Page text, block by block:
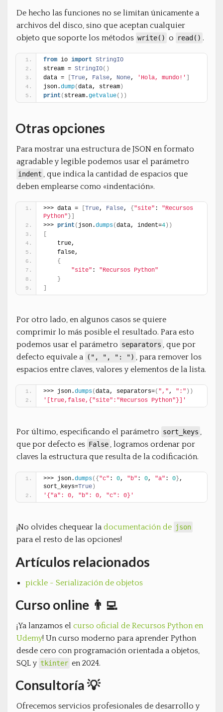
De hecho las funciones no se limitan únicamente a
archivos del disco, sino que aceptan cualquier
objeto que soporte los métodos write() o read() .
from io import StringIO
stream = StringIO( )
data =
True, False, None, 'Hola, mundo!'
json.dump(data, stream )
print ( stream.getvalue( ) )
Otras opciones
Para mostrar una estructura de JSON en formato
agradable y legible podemos usar el parámetro
indent , que indica la cantidad de espacios que
deben emplearse como «indentación».
>>> data = True, False, { "site" : "Recursos
Python" }
>>> print ( json.dumps(data, indent=4 ) )
    true,
    false,
{
"site" : "Recursos Python"
}
Por otro lado, en algunos casos se quiere
comprimir lo más posible el resultado. Para esto
podemos usar el parámetro separators , que por
defecto equivale a
(", ", ": ") , para remover los
espacios entre claves, valores y elementos de la lista.
>>> json.dumps(data, separators=( ",", ":" ) )
'[true,false,{"site":"Recursos Python"}]'
Por último, especificando el parámetro sort_keys ,
que por defecto es False , logramos ordenar por
claves la estructura que resulta de la codificación.
>>> json.dumps( { "c" : 0, "b" : 0, "a" : 0 },
sort_keys=True )
'{"a": 0, "b": 0, "c": 0}'
¡No olvides chequear la documentación de json
para el resto de las opciones!
Artículos relacionados
pickle - Serialización de objetos
Curso online 👨‍💻
¡Ya lanzamos el curso oficial de Recursos Python en
Udemy! Un curso moderno para aprender Python
desde cero con programación orientada a objetos,
SQL y tkinter en 2024.
Consultoría 💡
Ofrecemos servicios profesionales de desarrollo y